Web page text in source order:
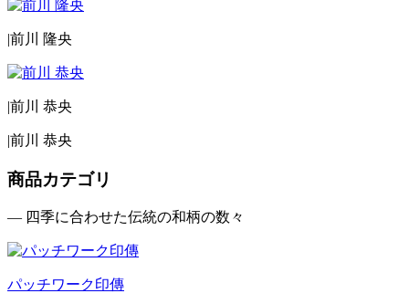
|前川 隆央
|前川 恭央
|前川 恭央
商品カテゴリ
— 四季に合わせた伝統の和柄の数々
パッチワーク印傳